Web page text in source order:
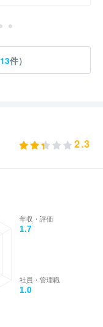
13件）
2.3
年収・評価
1.7
社員・管理職
1.0